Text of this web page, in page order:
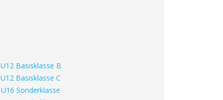
U12 Basisklasse B
U12 Basisklasse C
U16 Sonderklasse